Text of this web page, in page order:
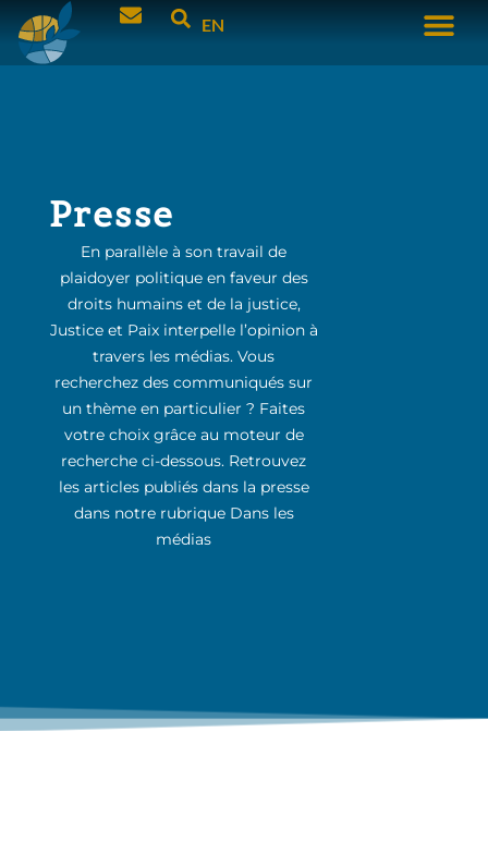
EN
Presse
En parallèle à son travail de
plaidoyer politique en faveur des
droits humains et de la justice,
Justice et Paix interpelle l’opinion à
travers les médias. Vous
recherchez des communiqués sur
un thème en particulier ? Faites
votre choix grâce au moteur de
recherche ci-dessous. Retrouvez
les articles publiés dans la presse
dans notre rubrique Dans les
médias